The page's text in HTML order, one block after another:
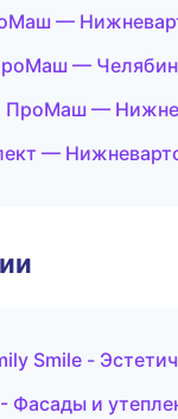
—
—
ПроМаш —
—
Smile -
и